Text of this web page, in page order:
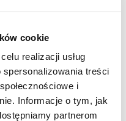
cookie
realizacji usług
spersonalizowania treści
i
Informacje o tym, jak
partnerom